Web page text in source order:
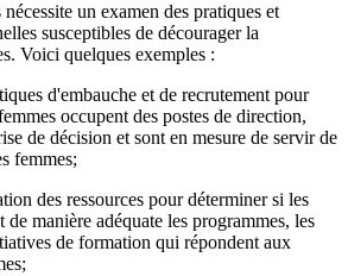
un examen des pratiques et
susceptibles de décourager la
Voici quelques exemples :
d'embauche et de recrutement pour
occupent des postes de direction,
de décision et sont en mesure de servir de
femmes;
des ressources pour déterminer si les
de manière adéquate les programmes, les
de formation qui répondent aux